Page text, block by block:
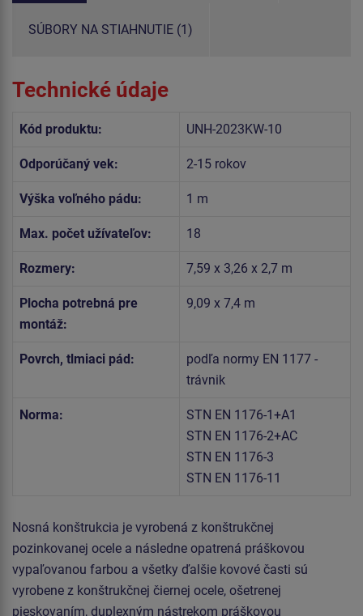
SÚBORY NA STIAHNUTIE (1)
Technické údaje
Kód produktu: UNH-2023KW-10
Odporúčaný vek: 2-15 rokov
Výška voľného pádu: 1 m
Max. počet užívateľov: 18
Rozmery: 7,59 x 3,26 x 2,7 m
Plocha potrebná pre
montáž:
9,09 x 7,4 m
Povrch, tlmiaci pád:
podľa normy EN 1177 -
trávnik
Norma:
STN EN 1176-1+A1
STN EN 1176-2+AC
STN EN 1176-3
STN EN 1176-11
Nosná konštrukcia je vyrobená z konštrukčnej
pozinkovanej ocele a následne opatrená práškovou
vypaľovanou farbou a všetky ďalšie kovové časti sú
vyrobene z konštrukčnej čiernej ocele, ošetrenej
pieskovaním, duplexným nástrekom práškovou